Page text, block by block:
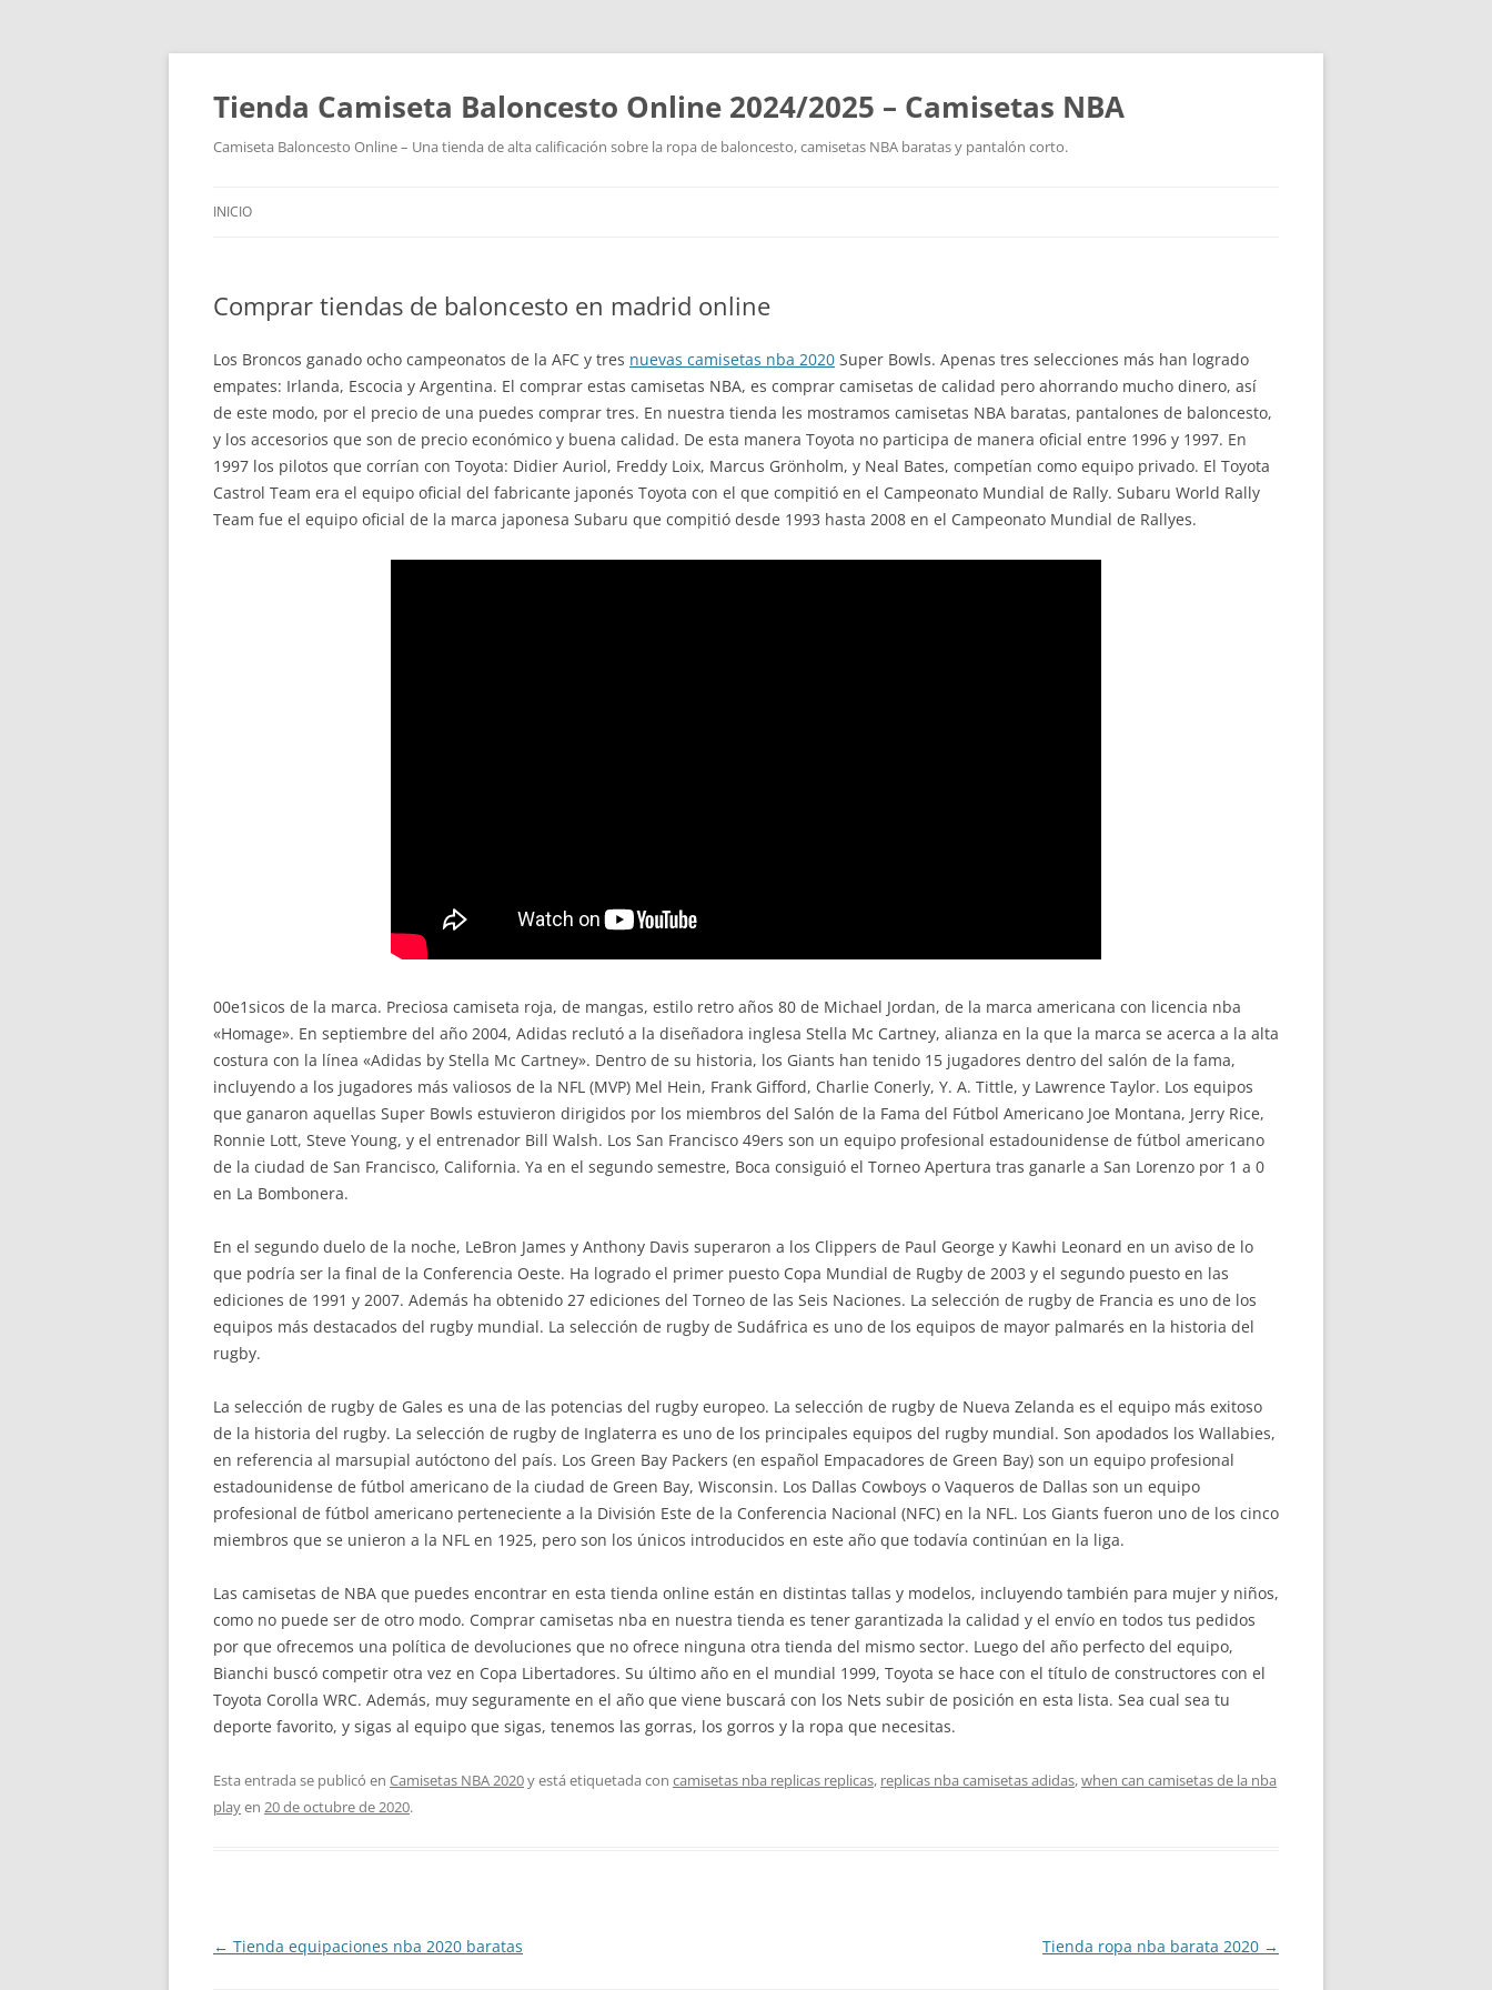
Tienda Camiseta Baloncesto Online 2024/2025 – Camisetas NBA
Camiseta Baloncesto Online – Una tienda de alta calificación sobre la ropa de baloncesto, camisetas NBA baratas y pantalón corto.
INICIO
Comprar tiendas de baloncesto en madrid online
Los Broncos ganado ocho campeonatos de la AFC y tres nuevas camisetas nba 2020 Super Bowls. Apenas tres selecciones más han logrado
empates: Irlanda, Escocia y Argentina. El comprar estas camisetas NBA, es comprar camisetas de calidad pero ahorrando mucho dinero, así
de este modo, por el precio de una puedes comprar tres. En nuestra tienda les mostramos camisetas NBA baratas, pantalones de baloncesto,
y los accesorios que son de precio económico y buena calidad. De esta manera Toyota no participa de manera oficial entre 1996 y 1997. En
1997 los pilotos que corrían con Toyota: Didier Auriol, Freddy Loix, Marcus Grönholm, y Neal Bates, competían como equipo privado. El Toyota
Castrol Team era el equipo oficial del fabricante japonés Toyota con el que compitió en el Campeonato Mundial de Rally. Subaru World Rally
Team fue el equipo oficial de la marca japonesa Subaru que compitió desde 1993 hasta 2008 en el Campeonato Mundial de Rallyes.
00e1sicos de la marca. Preciosa camiseta roja, de mangas, estilo retro años 80 de Michael Jordan, de la marca americana con licencia nba
«Homage». En septiembre del año 2004, Adidas reclutó a la diseñadora inglesa Stella Mc Cartney, alianza en la que la marca se acerca a la alta
costura con la línea «Adidas by Stella Mc Cartney». Dentro de su historia, los Giants han tenido 15 jugadores dentro del salón de la fama,
incluyendo a los jugadores más valiosos de la NFL (MVP) Mel Hein, Frank Gifford, Charlie Conerly, Y. A. Tittle, y Lawrence Taylor. Los equipos
que ganaron aquellas Super Bowls estuvieron dirigidos por los miembros del Salón de la Fama del Fútbol Americano Joe Montana, Jerry Rice,
Ronnie Lott, Steve Young, y el entrenador Bill Walsh. Los San Francisco 49ers son un equipo profesional estadounidense de fútbol americano
de la ciudad de San Francisco, California. Ya en el segundo semestre, Boca consiguió el Torneo Apertura tras ganarle a San Lorenzo por 1 a 0
en La Bombonera.
En el segundo duelo de la noche, LeBron James y Anthony Davis superaron a los Clippers de Paul George y Kawhi Leonard en un aviso de lo
que podría ser la final de la Conferencia Oeste. Ha logrado el primer puesto Copa Mundial de Rugby de 2003 y el segundo puesto en las
ediciones de 1991 y 2007. Además ha obtenido 27 ediciones del Torneo de las Seis Naciones. La selección de rugby de Francia es uno de los
equipos más destacados del rugby mundial. La selección de rugby de Sudáfrica es uno de los equipos de mayor palmarés en la historia del
rugby.
La selección de rugby de Gales es una de las potencias del rugby europeo. La selección de rugby de Nueva Zelanda es el equipo más exitoso
de la historia del rugby. La selección de rugby de Inglaterra es uno de los principales equipos del rugby mundial. Son apodados los Wallabies,
en referencia al marsupial autóctono del país. Los Green Bay Packers (en español Empacadores de Green Bay) son un equipo profesional
estadounidense de fútbol americano de la ciudad de Green Bay, Wisconsin. Los Dallas Cowboys o Vaqueros de Dallas son un equipo
profesional de fútbol americano perteneciente a la División Este de la Conferencia Nacional (NFC) en la NFL. Los Giants fueron uno de los cinco
miembros que se unieron a la NFL en 1925, pero son los únicos introducidos en este año que todavía continúan en la liga.
Las camisetas de NBA que puedes encontrar en esta tienda online están en distintas tallas y modelos, incluyendo también para mujer y niños,
como no puede ser de otro modo. Comprar camisetas nba en nuestra tienda es tener garantizada la calidad y el envío en todos tus pedidos
por que ofrecemos una política de devoluciones que no ofrece ninguna otra tienda del mismo sector. Luego del año perfecto del equipo,
Bianchi buscó competir otra vez en Copa Libertadores. Su último año en el mundial 1999, Toyota se hace con el título de constructores con el
Toyota Corolla WRC. Además, muy seguramente en el año que viene buscará con los Nets subir de posición en esta lista. Sea cual sea tu
deporte favorito, y sigas al equipo que sigas, tenemos las gorras, los gorros y la ropa que necesitas.
Esta entrada se publicó en Camisetas NBA 2020y está etiquetada con camisetas nba replicas replicas, replicas nba camisetas adidas,when can camisetas de la nba
playen 20 de octubre de 2020.
Navegación
← Tienda equipaciones nba 2020 baratas Tienda ropa nba barata 2020 →